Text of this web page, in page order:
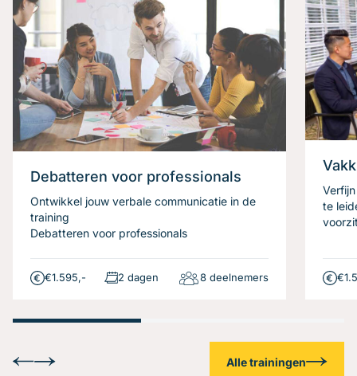
Debatteren voor professionals
Ontwikkel jouw verbale communicatie in de
training
Debatteren voor professionals
€1.595,- 2 dagen 8 deelnemers
te
Alle trainingen